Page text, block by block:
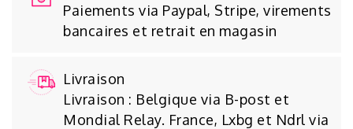
Paiements via Paypal, Stripe, virements
bancaires et retrait en magasin
Livraison
Livraison : Belgique via B-post et
Mondial Relay. France, Lxbg et Ndrl via